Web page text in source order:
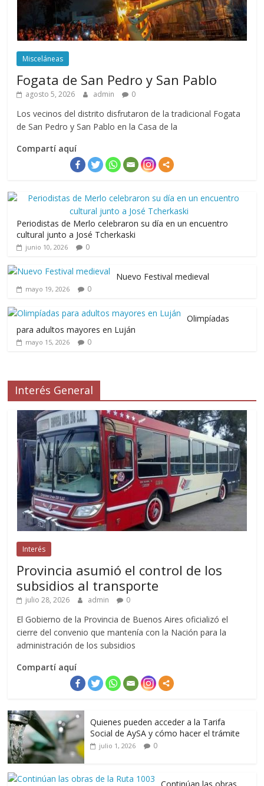
Misceláneas
Fogata de San Pedro y San Pablo
agosto 5, 2026 admin 0
Los vecinos del distrito disfrutaron de la tradicional Fogata
de San Pedro y San Pablo en la Casa de la
Compartí aquí
Periodistas de Merlo celebraron su día en un encuentro
cultural junto a José Tcherkaski
junio 10, 2026 0
Nuevo Festival medieval
mayo 19, 2026 0
Olimpíadas
para adultos mayores en Luján
mayo 15, 2026 0
Interés General
Interés
Provincia asumió el control de los
subsidios al transporte
julio 28, 2026 admin 0
El Gobierno de la Provincia de Buenos Aires oficializó el
cierre del convenio que mantenía con la Nación para la
administración de los subsidios
Compartí aquí
Quienes pueden acceder a la Tarifa
Social de AySA y cómo hacer el trámite
julio 1, 2026 0